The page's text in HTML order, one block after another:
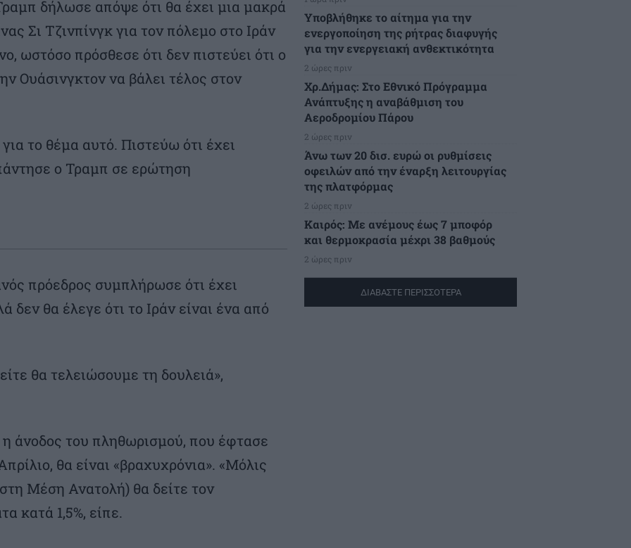
δήλωσε απόψε ότι θα έχει μια μακρά
Σι Τζινπίνγκ για τον πόλεμο στο Ιράν
ωστόσο πρόσθεσε ότι δεν πιστεύει ότι ο
Ουάσινγκτον να βάλει τέλος στον
το θέμα αυτό. Πιστεύω ότι έχει
ο Τραμπ σε ερώτηση
πρόεδρος συμπλήρωσε ότι έχει
δεν θα έλεγε ότι το Ιράν είναι ένα από
θα τελειώσουμε τη δουλειά»,
άνοδος του πληθωρισμού, που έφτασε
θα είναι «βραχυχρόνια». «Μόλις
Μέση Ανατολή) θα δείτε τον
κατά 1,5%, είπε.
Υποβλήθηκε το αίτημα για την
ενεργοποίηση της ρήτρας διαφυγής
για την ενεργειακή ανθεκτικότητα
2 ώρες πριν
Χρ.Δήμας: Στο Εθνικό Πρόγραμμα
Ανάπτυξης η αναβάθμιση του
Αεροδρομίου Πάρου
2 ώρες πριν
Άνω των 20 δισ. ευρώ οι ρυθμίσεις
οφειλών από την έναρξη λειτουργίας
της πλατφόρμας
2 ώρες πριν
Καιρός: Με ανέμους έως 7 μποφόρ
και θερμοκρασία μέχρι 38 βαθμούς
2 ώρες πριν
ΔΙΑΒΑΣΤΕ ΠΕΡΙΣΣΟΤΕΡΑ